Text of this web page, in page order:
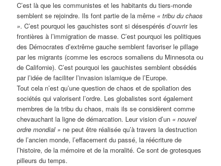
C’est là que les communistes et les habitants du tiers-monde
semblent se rejoindre. Ils font partie de la même « tribu du chaos
». C’est pourquoi les gauchistes sont si désespérés d’ouvrir les
frontières à l’immigration de masse. C’est pourquoi les politiques
des Démocrates d’extrême gauche semblent favoriser le pillage
par les migrants (comme les escrocs somaliens du Minnesota ou
de Californie). C’est pourquoi les gauchistes semblent obsédés
par l’idée de faciliter l’invasion islamique de l’Europe.
Tout cela n’est qu’une question de chaos et de spoliation des
sociétés qui valorisent l’ordre. Les globalistes sont également
membres de la tribu du chaos, mais ils se considèrent comme
chevauchant la ligne de démarcation. Leur vision d’un « nouvel
ordre mondial » ne peut être réalisée qu’à travers la destruction
de l’ancien monde, l’effacement du passé, la réécriture de
l’histoire, de la mémoire et de la moralité. Ce sont de grotesques
pilleurs du temps.